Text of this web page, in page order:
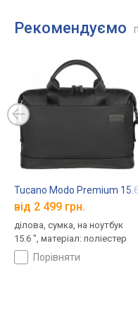
Рекомендуємо
Tucano Modo Premium 15.6
від 2 499 грн.
ділова, сумка, на ноутбук
15.6 ", матеріал: поліестер
порівняти